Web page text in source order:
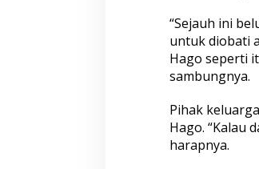
“Sejauh ini
untuk diobati
Hago seperti
sambungnya.
Pihak
Hago. “Kalau
harapnya.